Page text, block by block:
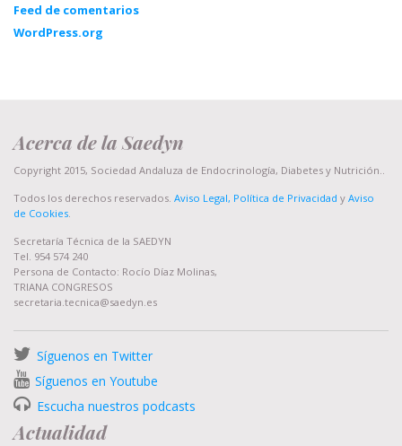
Feed de comentarios
WordPress.org
Acerca de la Saedyn
Copyright 2015, Sociedad Andaluza de Endocrinología, Diabetes y Nutrición..
Todos los derechos reservados. Aviso Legal, Política de Privacidad y Aviso
de Cookies.
Secretaría Técnica de la SAEDYN
Tel. 954 574 240
Persona de Contacto: Rocío Díaz Molinas,
TRIANA CONGRESOS
secretaria.tecnica@saedyn.es
Síguenos en Twitter
Síguenos en Youtube
Escucha nuestros podcasts
Actualidad